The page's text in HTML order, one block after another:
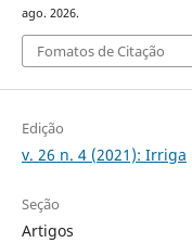
ago. 2026.
Fomatos de Citação
Edição
v. 26 n. 4 (2021): Irriga
Seção
Artigos